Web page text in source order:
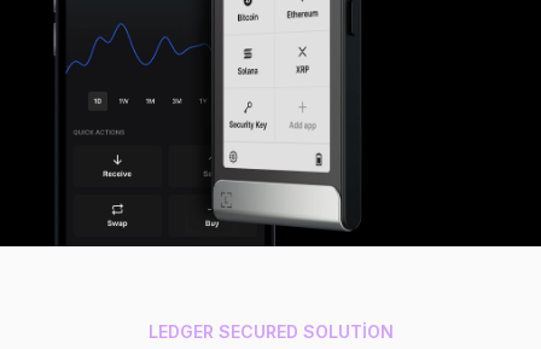
Paketler
Aksesuarlar
Kurtarma Çözümleri
Sınırlı sayıda
Tüm ürünleri gör
LEDGER SECURED SOLUTION